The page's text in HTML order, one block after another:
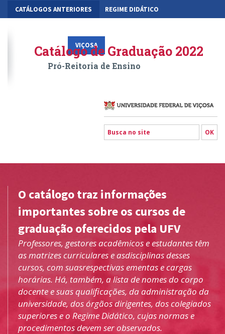
CATÁLOGOS ANTERIORES REGIME DIDÁTICO
VIÇOSA RIO PARANAÍBA FLORESTAL
Catálogo de Graduação 2022
Pró-Reitoria de Ensino
O catálogo traz informações
importantes sobre os cursos de
graduação oferecidos pela UFV
Professores, gestores acadêmicos e estudantes têm
as matrizes curriculares e asdisciplinas desses
cursos, com suasrespectivas ementas e cargas
horárias. Há, também, a lista de nomes do corpo
docente e suas qualificações, da administração da
universidade, dos órgãos dirigentes, dos colegiados
superiores e o Regime Didático, cujas normas e
procedimentos devem ser observados.